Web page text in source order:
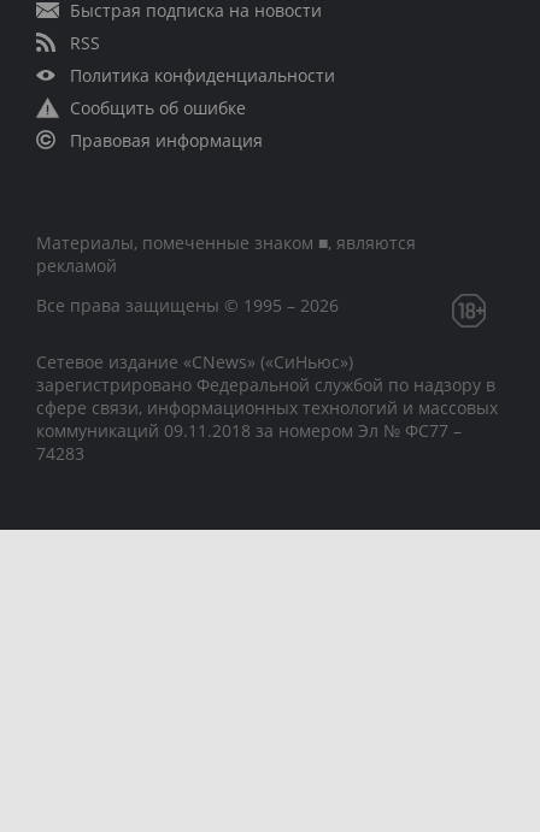
Быстрая подписка на новости
RSS
Политика конфиденциальности
Сообщить об ошибке
Правовая информация
Материалы, помеченные знаком ■, являются
рекламой
Все права защищены © 1995 – 2026
Сетевое издание «CNews» («СиНьюс»)
зарегистрировано Федеральной службой по надзору в
сфере связи, информационных технологий и массовых
коммуникаций 09.11.2018 за номером Эл № ФС77 –
74283